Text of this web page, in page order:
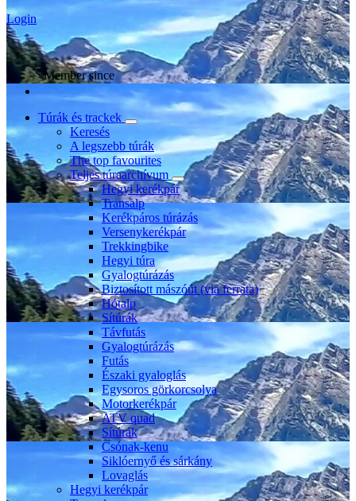
Login
Member since
Túrák és trackek
Keresés
A legszebb túrák
The top favourites
Teljes túraarchívum
Hegyi kerékpár
Transalp
Kerékpáros túrázás
Versenykerékpár
Trekkingbike
Hegyi túra
Gyalogtúrázás
Biztosított mászóút (via ferrata)
Hótalp
Sítúrák
Távfutás
Gyalogtúrázás
Futás
Északi gyaloglás
Egysoros görkorcsolya
Motorkerékpár
ATV quad
Sítúrák
Csónak-kenu
Siklóernyő és sárkány
Lovaglás
Hegyi kerékpár